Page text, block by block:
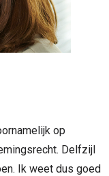
op
Delfzijl
Ik weet dus goed